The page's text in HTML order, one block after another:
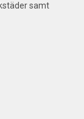
samt